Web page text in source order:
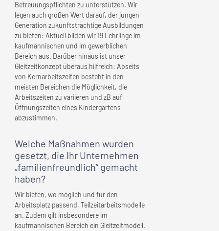
Betreuungspflichten zu unterstützen. Wir
legen auch großen Wert darauf, der jungen
Generation zukunftsträchtige Ausbildungen
zu bieten: Aktuell bilden wir 19 Lehrlinge im
kaufmännischen und im gewerblichen
Bereich aus. Darüber hinaus ist unser
Gleitzeitkonzept überaus hilfreich: Abseits
von Kernarbeitszeiten besteht in den
meisten Bereichen die Möglichkeit, die
Arbeitszeiten zu variieren und zB auf
Öffnungszeiten eines Kindergartens
abzustimmen.
Welche Maßnahmen wurden
gesetzt, die Ihr Unternehmen
„familienfreundlich” gemacht
haben?
Wir bieten, wo möglich und für den
Arbeitsplatz passend, Teilzeitarbeitsmodelle
an. Zudem gilt insbesondere im
kaufmännischen Bereich ein Gleitzeitmodell.